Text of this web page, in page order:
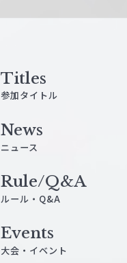
Titles
参加タイトル
News
ニュース
Events
大会・イベント
Rule/Q&A
ルール・Q&A